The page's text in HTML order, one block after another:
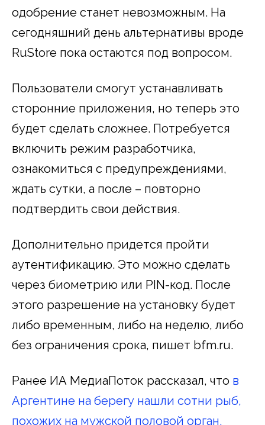
одобрение станет невозможным. На
сегодняшний день альтернативы вроде
RuStore пока остаются под вопросом.
Пользователи смогут устанавливать
сторонние приложения, но теперь это
будет сделать сложнее. Потребуется
включить режим разработчика,
ознакомиться с предупреждениями,
ждать сутки, а после – повторно
подтвердить свои действия.
Дополнительно придется пройти
аутентификацию. Это можно сделать
через биометрию или PIN-код. После
этого разрешение на установку будет
либо временным, либо на неделю, либо
без ограничения срока, пишет bfm.ru.
Ранее ИА МедиаПоток рассказал, что в
Аргентине на берегу нашли сотни рыб,
похожих на мужской половой орган.